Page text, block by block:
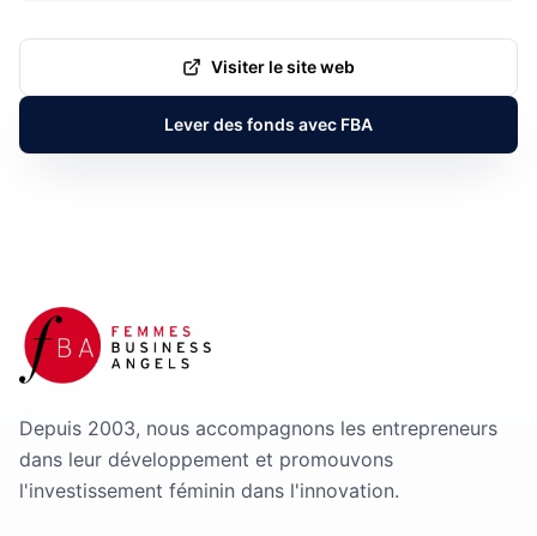
Visiter le site web
Lever des fonds avec FBA
Depuis 2003, nous accompagnons les entrepreneurs
dans leur développement et promouvons
l'investissement féminin dans l'innovation.